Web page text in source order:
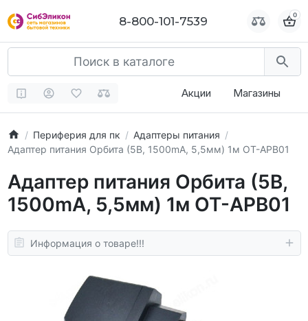
8-800-101-7539 0
Акции Магазины
Периферия для пк
Адаптеры питания
Адаптер питания Орбита (5В, 1500mA, 5,5мм) 1м OT-APB01
Адаптер питания Орбита (5В,
1500mA, 5,5мм) 1м OT-APB01
Информация о товаре!!!
8-800-101-7539 0